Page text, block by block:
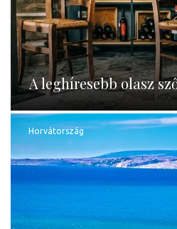
A leghíresebb olasz
Horvátország